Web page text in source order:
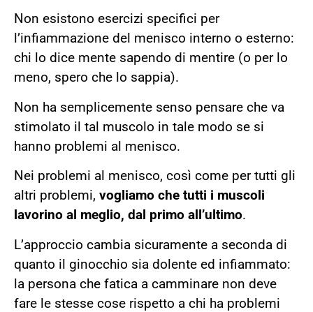
Non esistono esercizi specifici per
l’infiammazione del menisco interno o esterno:
chi lo dice mente sapendo di mentire (o per lo
meno, spero che lo sappia).
Non ha semplicemente senso pensare che va
stimolato il tal muscolo in tale modo se si
hanno problemi al menisco.
Nei problemi al menisco, così come per tutti gli
altri problemi, vogliamo che tutti i muscoli
lavorino al meglio, dal primo all’ultimo.
L’approccio cambia sicuramente a seconda di
quanto il ginocchio sia dolente ed infiammato:
la persona che fatica a camminare non deve
fare le stesse cose rispetto a chi ha problemi